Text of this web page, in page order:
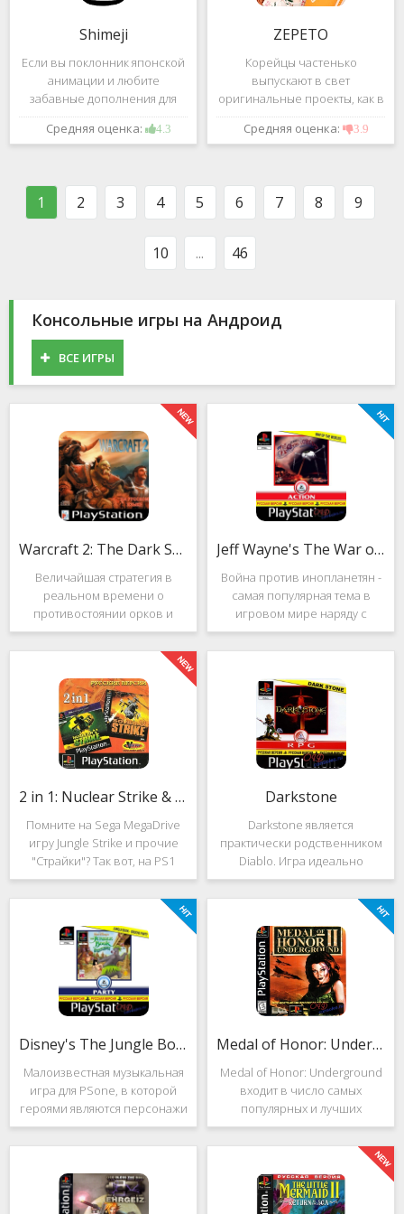
Shimeji
Если вы поклонник японской
анимации и любите
забавные дополнения для
своего смартфона, обратите
внимание на Shimeji -
устройства милыми
персонажами в
Средняя оценка: 4.3
ZEPETO
Корейцы частенько
выпускают в свет
оригинальные проекты, как в
сфере игр, так и приложений.
Так, ZEPETO стремительно
Южной Кореи, не смотря на
Средняя оценка: 3.9
1 2 3 4 5 6 7 8 9
10 ... 46
Консольные игры на Андроид
ВСЕ ИГРЫ
Warcraft 2: The Dark Saga
Величайшая стратегия в
реальном времени о
противостоянии орков и
людей. Warcraft 2: The Dark
Saga рассказывает
классическую историю, в
которой идёт битва за
королевство Азерот в мире
Средневековья с
Jeff Wayne's The War of the Worlds
Война против инопланетян -
самая популярная тема в
игровом мире наряду с
войнами против
террористов и зомби. Здесь
народы объединяются в
борьбе с врагом, Земля
рушится, но
2 in 1: Nuclear Strike & Soviet Strike
Помните на Sega MegaDrive
игру Jungle Strike и прочие
"Страйки"? Так вот, на PS1
данная серия продолжила
своё существование. Вышло
ещё 2 "Страйка", где мы всё
так же управляем вертолётом
и уничтожаем
Darkstone
Darkstone является
практически родственником
Diablo. Игра идеально
подойдёт для тех, кто ищет
альтернативу последнему.
Несмотря на то, что эти 2
игры создавались разными
людьми, Darkstone имеет
общие
Disney's The Jungle Book: Groove Party
Малоизвестная музыкальная
игра для PSone, в которой
героями являются персонажи
"Книги джунглей". Это не
платформер и не Action.
оригинален. Перед стартом
вы будете выбирать песню.
Medal of Honor: Underground
Medal of Honor: Underground
входит в число самых
популярных и лучших
шутеров от первого лица для
Sony Playstation. Эта игра
посвящена Второй мировой
войне. Вы будете играть за
девушку Менон. Являясь